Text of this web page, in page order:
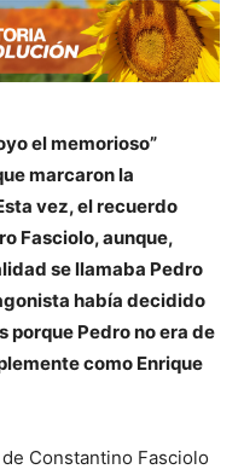
el memorioso”
marcaron la
vez, el recuerdo
Fasciolo, aunque,
se llamaba Pedro
había decidido
porque Pedro no era de
como Enrique
Constantino Fasciolo